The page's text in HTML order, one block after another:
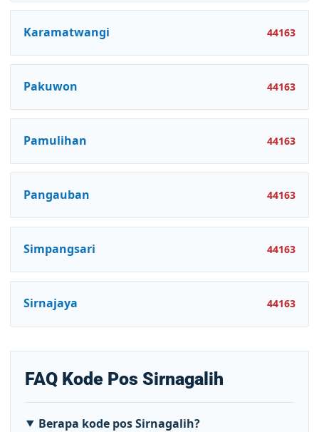
Karamatwangi 44163
Pakuwon 44163
Pamulihan 44163
Pangauban 44163
Simpangsari 44163
Sirnajaya 44163
FAQ Kode Pos Sirnagalih
Berapa kode pos Sirnagalih?